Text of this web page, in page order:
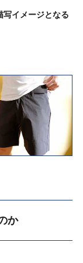
写イメージとなる
か